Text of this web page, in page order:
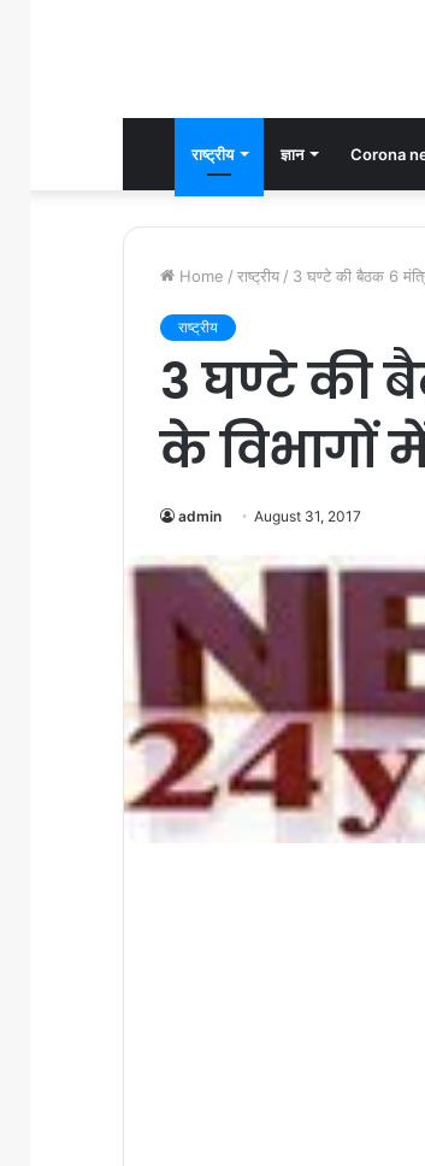
राष्ट्रीय ज्ञान Corona
Home / राष्ट्रीय / 3 घण्टे की बैठक 6
राष्ट्रीय
3 घण्टे की
के विभागों
admin August 31, 2017